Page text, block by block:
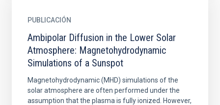
PUBLICACIÓN
Ambipolar Diffusion in the Lower Solar
Atmosphere: Magnetohydrodynamic
Simulations of a Sunspot
Magnetohydrodynamic (MHD) simulations of the
solar atmosphere are often performed under the
assumption that the plasma is fully ionized. However,